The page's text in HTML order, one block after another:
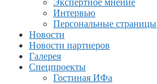
Экспертное мнение
Интервью
Персональные страницы
Новости
Новости партнеров
Галерея
Спецпроекты
Гостиная ИФа